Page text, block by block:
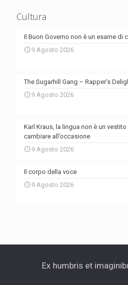
Cultura
Il Buon Governo non è un esame di
9 Agosto 2026
The Sugarhill Gang – Rapper’s
9 Agosto 2026
Karl Kraus, la lingua non è un vestito
cambiare all’occasione
9 Agosto 2026
Il corpo della voce
9 Agosto 2026
Ex humbris et